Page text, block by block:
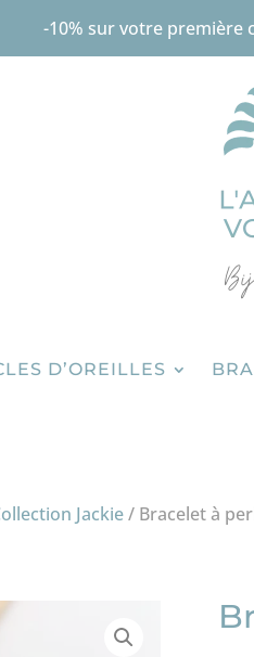
-10% sur votre première
D’OREILLES
Jackie/ Bracelet à